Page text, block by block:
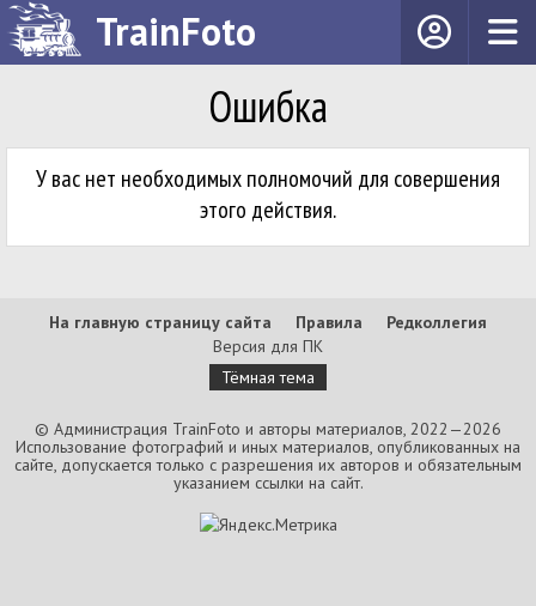
TrainFoto
Ошибка
У вас нет необходимых полномочий для совершения
этого действия.
На главную страницу сайта Правила
Редколлегия
Версия для ПК
Тёмная тема
© Администрация TrainFoto и авторы материалов, 2022—2026
Использование фотографий и иных материалов, опубликованных на
сайте, допускается только с разрешения их авторов и обязательным
указанием ссылки на сайт.